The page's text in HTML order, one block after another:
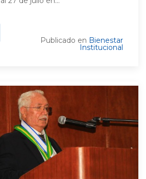
Publicado en Bienestar
Institucional